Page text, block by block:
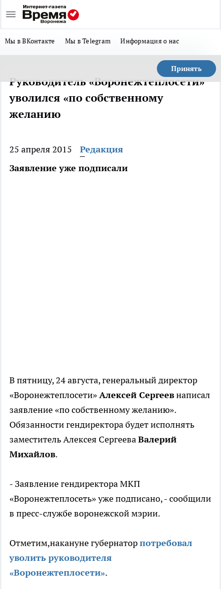
Мы в ВКонтакте Мы в Telegram Информация о нас
Принять
Руководитель «Воронежтеплосети»
уволился «по собственному
желанию
25 апреля 2015
Редакция
Заявление уже подписали
В пятницу, 24 августа, генеральный директор
«Воронежтеплосети» Алексей Сергеевнаписал
заявление «по собственному желанию».
Обязанности гендиректора будет исполнять
заместитель Алексея СергееваВалерий
Михайлов.
- Заявление гендиректора МКП
«Воронежтеплосеть» уже подписано, - сообщили
в пресс-службе воронежской мэрии.
Отметим,накануне губернаторпотребовал
уволить руководителя
«Воронежтеплосети».